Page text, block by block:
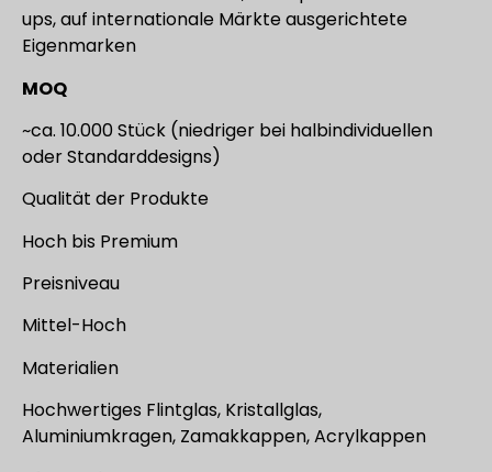
ups, auf internationale Märkte ausgerichtete
Eigenmarken
MOQ
~ca. 10.000 Stück (niedriger bei halbindividuellen
oder Standarddesigns)
Qualität der Produkte
Hoch bis Premium
Preisniveau
Mittel-Hoch
Materialien
Hochwertiges Flintglas, Kristallglas,
Aluminiumkragen, Zamakkappen, Acrylkappen